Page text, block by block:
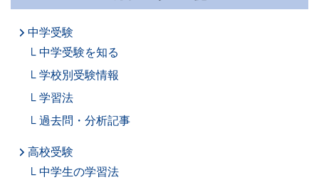
中学受験
中学受験を知る
学校別受験情報
学習法
過去問・分析記事
高校受験
中学生の学習法